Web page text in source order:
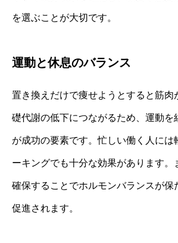
を選ぶことが大切です。
運動と休息のバランス
置き換えだけで痩せようとすると筋肉
礎代謝の低下につながるため、運動を
が成功の要素です。忙しい働く人には
ーキングでも十分な効果があります。
確保することでホルモンバランスが保
促進されます。